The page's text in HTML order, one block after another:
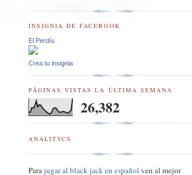
INSIGNIA DE FACEBOOK
El Perdíu
Crea tu insignia
PÁGINAS VISTAS LA ÚLTIMA SEMANA
26,382
ANALITYCS
Parajugar al black jack en español ven al mejor